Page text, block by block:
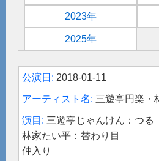
2023年
2025年
2018-01-11
三遊亭円楽・
三遊亭じゃんけん：つる
林家たい平：替わり目
仲入り